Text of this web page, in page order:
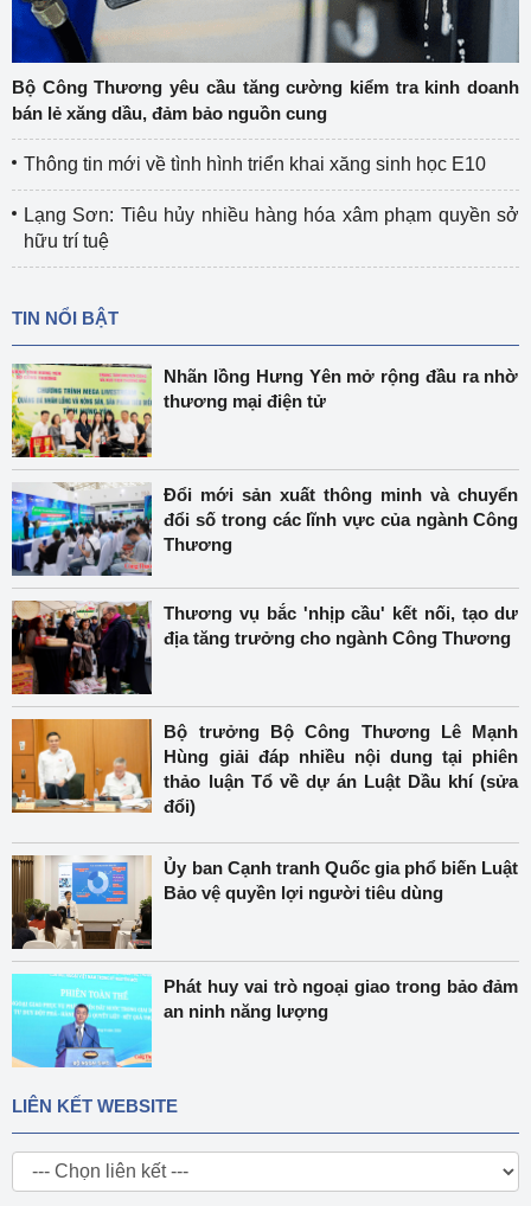
Bộ Công Thương yêu cầu tăng cường kiểm tra kinh doanh
bán lẻ xăng dầu, đảm bảo nguồn cung
Thông tin mới về tình hình triển khai xăng sinh học E10
Lạng Sơn: Tiêu hủy nhiều hàng hóa xâm phạm quyền sở
hữu trí tuệ
TIN NỔI BẬT
Nhãn lồng Hưng Yên mở rộng đầu ra nhờ
thương mại điện tử
Đổi mới sản xuất thông minh và chuyển
đổi số trong các lĩnh vực của ngành Công
Thương
Thương vụ bắc 'nhịp cầu' kết nối, tạo dư
địa tăng trưởng cho ngành Công Thương
Bộ trưởng Bộ Công Thương Lê Mạnh
Hùng giải đáp nhiều nội dung tại phiên
thảo luận Tổ về dự án Luật Dầu khí (sửa
đổi)
Ủy ban Cạnh tranh Quốc gia phổ biến Luật
Bảo vệ quyền lợi người tiêu dùng
Phát huy vai trò ngoại giao trong bảo đảm
an ninh năng lượng
LIÊN KẾT WEBSITE